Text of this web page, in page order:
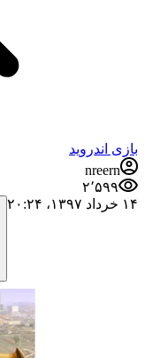
بازی اندروید
nreern
۲٬۵۹۹
۱۴ خرداد ۱۳۹۷،‏ ۲۰:۲۴